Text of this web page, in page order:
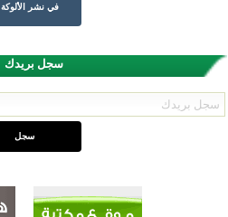
في نشر الألوكة
سجل بريدك